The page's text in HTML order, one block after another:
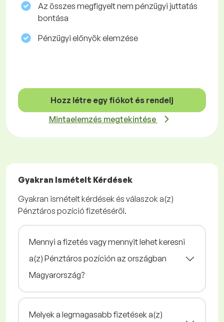
Az összes megfigyelt nem pénzügyi juttatás
bontása
Pénzügyi előnyök elemzése
Hozz létre egy fiókot és rendelj
Mintaelemzés megtekintése
Gyakran Ismételt Kérdések
Gyakran ismételt kérdések és válaszok a(z)
Pénztáros pozíció fizetéséről.
Mennyi a fizetés vagy mennyit lehet keresni
a(z) Pénztáros pozíción az országban
Magyarország?
Melyek a legmagasabb fizetések a(z)